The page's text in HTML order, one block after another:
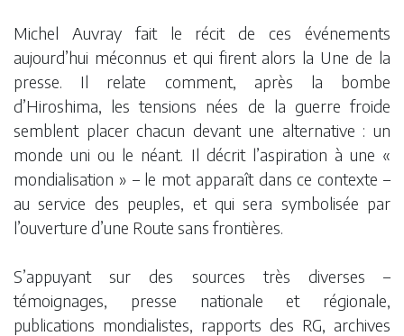
Michel Auvray fait le récit de ces événements
aujourd’hui méconnus et qui firent alors la Une de la
presse. Il relate comment, après la bombe
d’Hiroshima, les tensions nées de la guerre froide
semblent placer chacun devant une alternative : un
monde uni ou le néant. Il décrit l’aspiration à une «
mondialisation » – le mot apparaît dans ce contexte –
au service des peuples, et qui sera symbolisée par
l’ouverture d’une Route sans frontières.
S’appuyant sur des sources très diverses –
témoignages, presse nationale et régionale,
publications mondialistes, rapports des RG, archives